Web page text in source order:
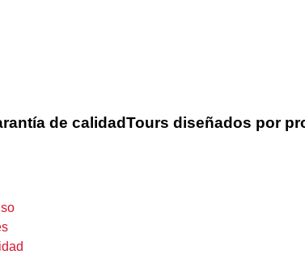
de calidadTours diseñados por